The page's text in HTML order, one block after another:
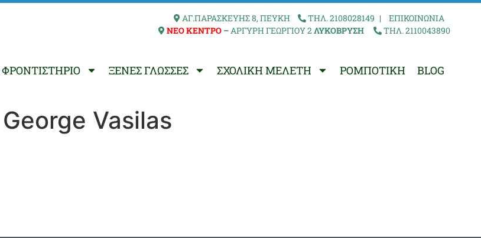
ΑΓ.ΠΑΡΑΣΚΕΥΗΣ 8, ΠΕΥΚΗ ΤΗΛ. 2108028149 |
ΕΠΙΚΟΙΝΩΝΙΑ
ΝΕΟ ΚΕΝΤΡΟ –ΑΡΓΥΡΗ ΓΕΩΡΓΙΟΥ 2 ΛΥΚΟΒΡΥΣΗ ΤΗΛ. 2110043890
ΦΡΟΝΤΙΣΤΗΡΙΟ ΞΕΝΕΣ ΓΛΩΣΣΕΣ ΣΧΟΛΙΚΗ ΜΕΛΕΤΗ ΡΟΜΠΟΤΙΚΗ BLOG
Vasilas